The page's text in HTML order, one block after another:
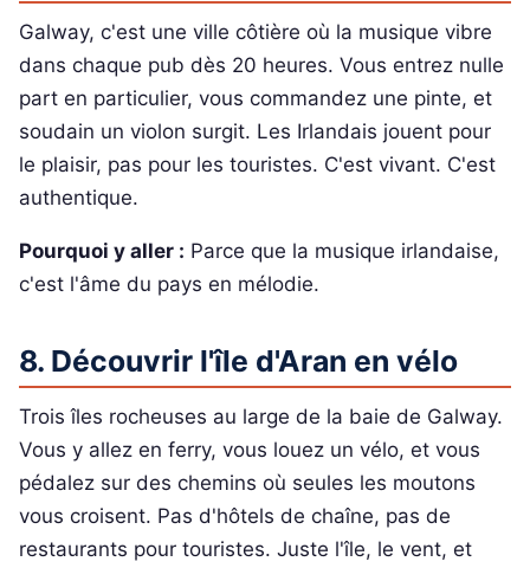
Galway, c'est une ville côtière où la musique vibre
dans chaque pub dès 20 heures. Vous entrez nulle
part en particulier, vous commandez une pinte, et
soudain un violon surgit. Les Irlandais jouent pour
le plaisir, pas pour les touristes. C'est vivant. C'est
authentique.
Pourquoi y aller : Parce que la musique irlandaise,
c'est l'âme du pays en mélodie.
8. Découvrir l'île d'Aran en vélo
Trois îles rocheuses au large de la baie de Galway.
Vous y allez en ferry, vous louez un vélo, et vous
pédalez sur des chemins où seules les moutons
vous croisent. Pas d'hôtels de chaîne, pas de
restaurants pour touristes. Juste l'île, le vent, et